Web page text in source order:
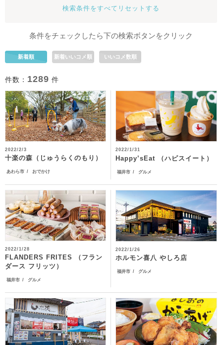
検索条件をすべてリセットする
条件をチェックしたら下の検索ボタンをクリック
新着順 新着いいコメ順 いいコメ数順
件数： 1289 件
2022/2/3
十楽の森（じゅうらくのもり）
あわら市 おでかけ
2022/1/31
Happy’sEat （ハピスイート）
福井市 グルメ
2022/1/28
FLANDERS FRITES （フラン
ダース フリッツ）
福井市 グルメ
2022/1/26
ホルモン喜八 やしろ店
福井市 グルメ